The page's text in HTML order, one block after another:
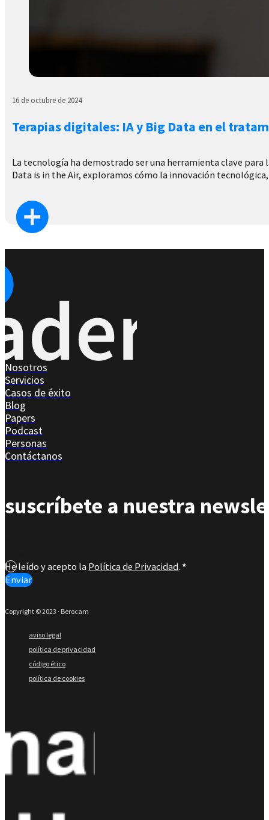
16 de octubre de 2024
Terapias digitales: IA y Big Data en el
La tecnología ha demostrado ser una herramienta clave
Data is in the Air, exploramos cómo la innovación
Nosotros
Servicios
Casos de éxito
Blog
Papers
Podcast
Personas
Contáctanos
suscríbete a nuestra
He leído y acepto la Política de Privacidad. *
Enviar
Copyright © 2023 · Berocam
aviso legal
política de privacidad
código ético
política de cookies